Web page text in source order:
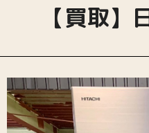
【買取